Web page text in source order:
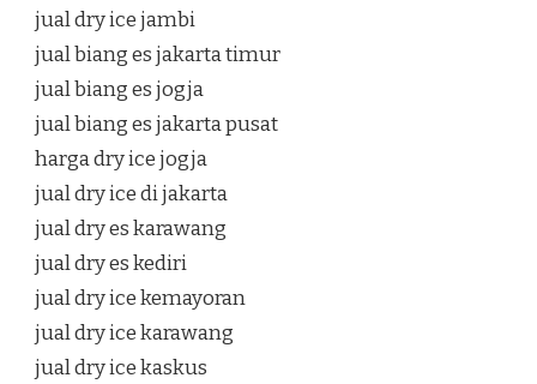
jual dry ice jambi
jual biang es jakarta timur
jual biang es jogja
jual biang es jakarta pusat
harga dry ice jogja
jual dry ice di jakarta
jual dry es karawang
jual dry es kediri
jual dry ice kemayoran
jual dry ice karawang
jual dry ice kaskus